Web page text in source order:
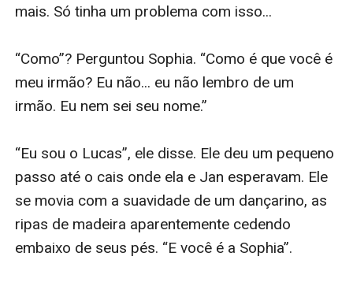
situações nas quais a sobrevivência seria improvável...
épica para adultos jovens.”
--Midwest Book Review (D. Donovan, eBook Reviewer)